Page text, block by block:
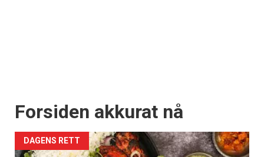
Forsiden akkurat nå
DAGENS RETT